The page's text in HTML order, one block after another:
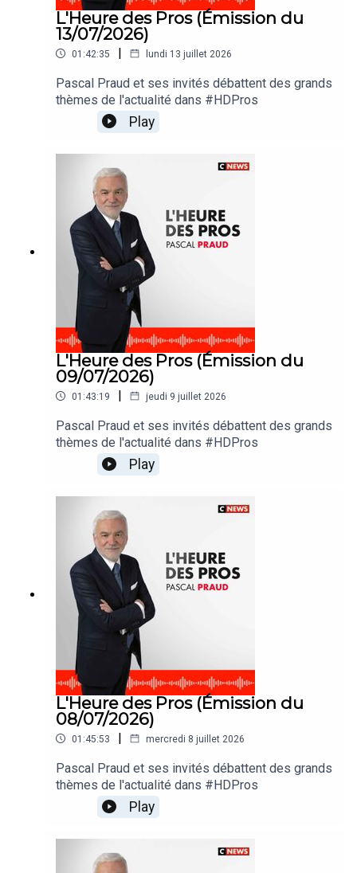
L'Heure des Pros (Émission du
13/07/2026)
01:42:35 | lundi 13 juillet 2026
Pascal Praud et ses invités débattent des grands
thèmes de l'actualité dans #HDPros
Play
L'Heure des Pros (Émission du
09/07/2026)
01:43:19 | jeudi 9 juillet 2026
Pascal Praud et ses invités débattent des grands
thèmes de l'actualité dans #HDPros
Play
L'Heure des Pros (Émission du
08/07/2026)
01:45:53 | mercredi 8 juillet 2026
Pascal Praud et ses invités débattent des grands
thèmes de l'actualité dans #HDPros
Play